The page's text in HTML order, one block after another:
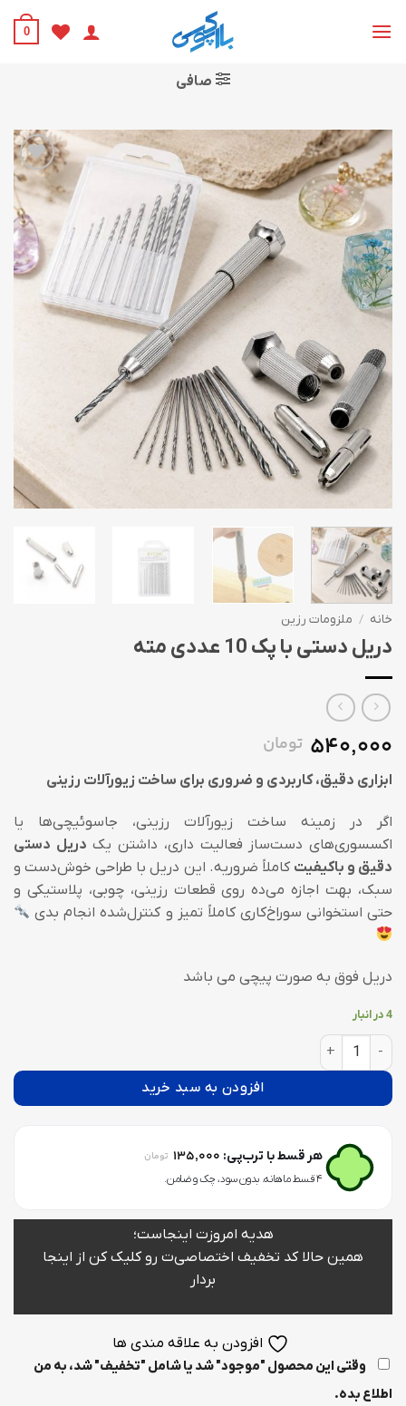
0
صافی
افزودن
به
علاقه
مندی
ها
خانه / ملزومات رزین
دریل دستی با پک 10 عددی مته
540,000 تومان
ابزاری دقیق، کاربردی و ضروری برای ساخت زیورآلات رزینی
اگر در زمینه ساخت زیورآلات رزینی، جاسوئیچی‌ها یا
اکسسوری‌های دست‌ساز فعالیت داری، داشتن یک دریل دستی
دقیق و باکیفیت کاملاً ضروریه. این دریل با طراحی خوش‌دست و
سبک، بهت اجازه می‌ده روی قطعات رزینی، چوبی، پلاستیکی و
حتی استخوانی سوراخ‌کاری کاملاً تمیز و کنترل‌شده انجام بدی
دریل فوق به صورت پیچی می باشد
4 در انبار
دریل دستی با پک 10 عددی مته عدد
افزودن به سبد خرید
هر قسط با ترب‌پی: 135,000 تومان
۴ قسط ماهانه. بدون سود، چک و ضامن.
هدیه امروزت اینجاست؛
همین حالا کد تخفیف اختصاصی‌ت رو کلیک کن از اینجا
بردار
افزودن به علاقه مندی ها
وقتی این محصول "موجود" شد یا شامل "تخفیف" شد، به من
اطلاع بده.